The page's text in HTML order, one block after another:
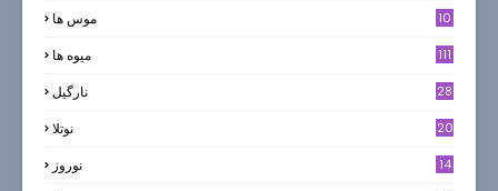
موس ها 10
میوه ها 111
نارگيل 28
نوتلا 20
نوروز
14